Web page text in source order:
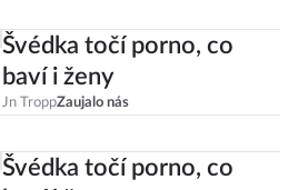
Švédka točí porno, co
baví i ženy
Jn TroppZaujalo nás
Švédka točí porno, co